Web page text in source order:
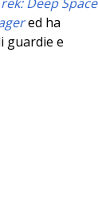
ed ha
guardie e